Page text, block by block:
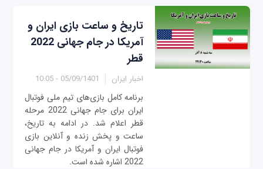
تاریخ و ساعت بازی‌ ایران و
آمریکا در جام جهانی 2022
قطر
اخبار ایران 05/09/1401 - 10:05
برنامه کامل بازی‌‌های تیم ملی فوتبال
ایران برای جام جهانی 2022 مرحله
قطر اعلام شد. در ادامه به تاریخ،
ساعت و پخش زنده و آنلاین بازی
فوتبال ایران و آمریکا در جام جهانی
2022 اشاره شده است.